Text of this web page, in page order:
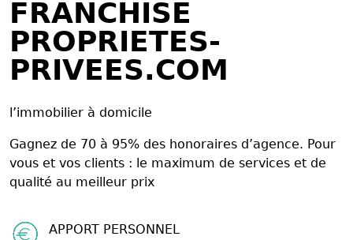
FRANCHISE
PROPRIETES-
PRIVEES.COM
l’immobilier à domicile
Gagnez de 70 à 95% des honoraires d’agence. Pour
vous et vos clients : le maximum de services et de
qualité au meilleur prix
APPORT PERSONNEL